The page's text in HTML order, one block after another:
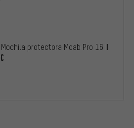
Mochila protectora Moab Pro 16 II